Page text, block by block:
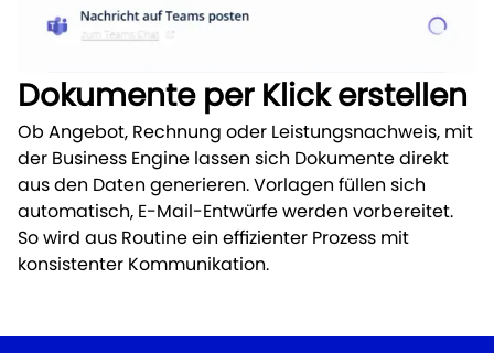
Dokumente per Klick erstellen
Ob Angebot, Rechnung oder Leistungsnachweis, mit
der Business Engine lassen sich Dokumente direkt
aus den Daten generieren. Vorlagen füllen sich
automatisch, E-Mail-Entwürfe werden vorbereitet.
So wird aus Routine ein effizienter Prozess mit
konsistenter Kommunikation.